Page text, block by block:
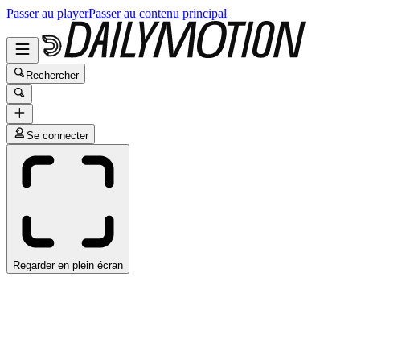
Passer au playerPasser au contenu principal
Rechercher
Se connecter
Regarder en plein écran